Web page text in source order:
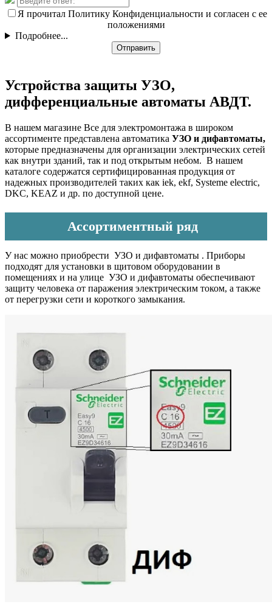
Я прочитал Политику Конфиденциальности и согласен с ее
положениями
Подробнее...
Отправить
Устройства защиты УЗО,
дифференциальные автоматы АВДТ.
В нашем магазине Все для электромонтажа в широком
ассортименте представлена автоматика УЗО и дифавтоматы,
которые предназначены для организации электрических сетей
как внутри зданий, так и под открытым небом. В нашем
каталоге содержатся сертифицированная продукция от
надежных производителей таких как iek, ekf, Systeme electric,
DKC, KEAZ и др. по доступной цене.
Ассортиментный ряд
У нас можно приобрести УЗО и дифавтоматы . Приборы
подходят для установки в щитовом оборудовании в
помещениях и на улице УЗО и дифавтоматы обеспечивают
защиту человека от паражения электрическим током, а также
от перегрузки сети и короткого замыкания.